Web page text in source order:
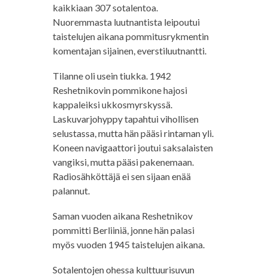
kaikkiaan 307 sotalentoa.
Nuoremmasta luutnantista leipoutui
taistelujen aikana pommitusrykmentin
komentajan sijainen, everstiluutnantti.
Tilanne oli usein tiukka. 1942
Reshetnikovin pommikone hajosi
kappaleiksi ukkosmyrskyssä.
Laskuvarjohyppy tapahtui vihollisen
selustassa, mutta hän pääsi rintaman yli.
Koneen navigaattori joutui saksalaisten
vangiksi, mutta pääsi pakenemaan.
Radiosähköttäjä ei sen sijaan enää
palannut.
Saman vuoden aikana Reshetnikov
pommitti Berliiniä, jonne hän palasi
myös vuoden 1945 taistelujen aikana.
Sotalentojen ohessa kulttuurisuvun